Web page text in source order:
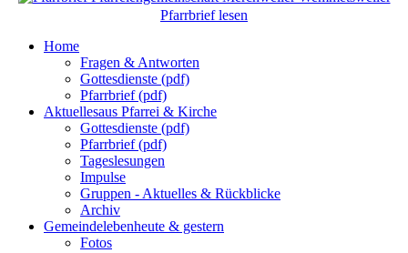
Pfarrbrief lesen
Home
Fragen & Antworten
Gottesdienste (pdf)
Pfarrbrief (pdf)
Aktuellesaus Pfarrei & Kirche
Gottesdienste (pdf)
Pfarrbrief (pdf)
Tageslesungen
Impulse
Gruppen - Aktuelles & Rückblicke
Archiv
Gemeindelebenheute & gestern
Fotos